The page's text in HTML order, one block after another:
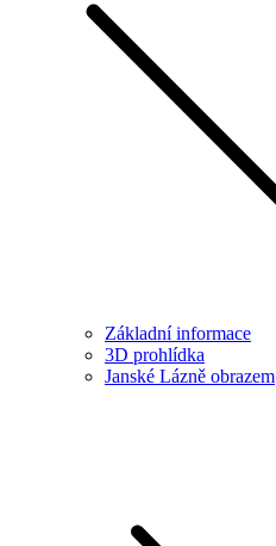
Základní informace
3D prohlídka
Janské Lázně obrazem